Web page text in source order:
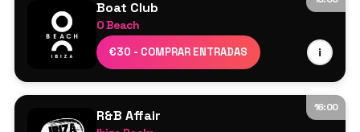
BUSCAR
Boat Club
O Beach
€30 - COMPRAR ENTRADAS i
Cabezas de cartel por confirmar
Jamie Love
Sam Dungate
16:00
R&B Affair